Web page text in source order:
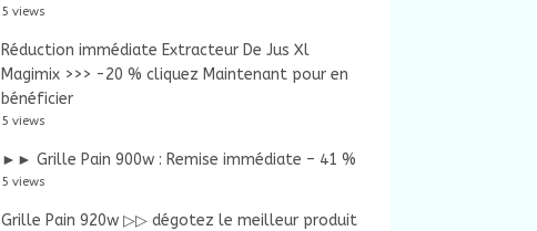
5 views
Réduction immédiate Extracteur De Jus Xl
Magimix >>> -20 % cliquez Maintenant pour en
bénéficier
5 views
►► Grille Pain 900w : Remise immédiate – 41 %
5 views
Grille Pain 920w ▷▷ dégotez le meilleur produit